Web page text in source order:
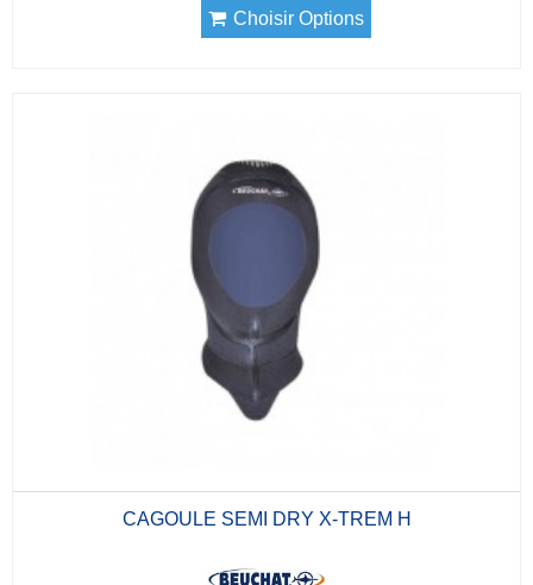
Choisir Options
CAGOULE SEMI DRY X-TREM H